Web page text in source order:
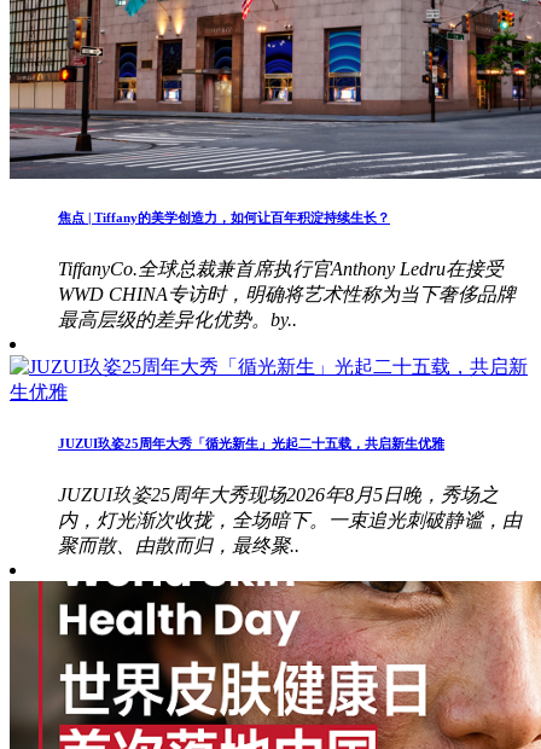
焦点 | Tiffany的美学创造力，如何让百年积淀持续生长？
TiffanyCo.全球总裁兼首席执行官Anthony Ledru在接受
WWD CHINA专访时，明确将艺术性称为当下奢侈品牌
最高层级的差异化优势。by..
JUZUI玖姿25周年大秀「循光新生」光起二十五载，共启新生优雅
JUZUI玖姿25周年大秀现场2026年8月5日晚，秀场之
内，灯光渐次收拢，全场暗下。一束追光刺破静谧，由
聚而散、由散而归，最终聚..